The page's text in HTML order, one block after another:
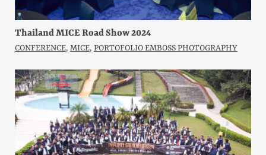
Thailand MICE Road Show 2024
CONFERENCE, MICE, PORTOFOLIO EMBOSS PHOTOGRAPHY